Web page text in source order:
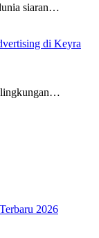
siaran…
di Keyra
lingkungan…
2026